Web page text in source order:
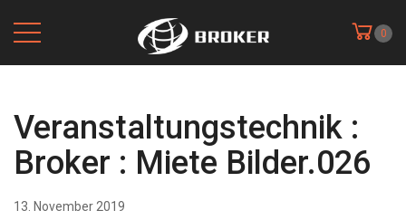
0
Veranstaltungstechnik :
Broker : Miete Bilder.026
13. November 2019